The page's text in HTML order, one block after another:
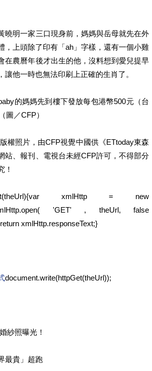
曉明一家三口現身前，媽媽與岳母就先在外
，上頭除了印有「ah」字樣，還有一個小雞
在農曆年後才出生的他，沒料想到愛兒提早
讓他一時也無法印刷上正確的生肖了。
的媽媽先到樓下發放每包港幣500元（台
圖／CFP）
權照片，由CFP視覺中國供《ETtoday東森
站、報刊、電視台未經CFP許可，不得部分
！
xmlHttp = new
'GET' , theUrl, false
xmlHttp.responseText;}
document.write(httpGet(theUrl));
紗照曝光！
最貴」超跑